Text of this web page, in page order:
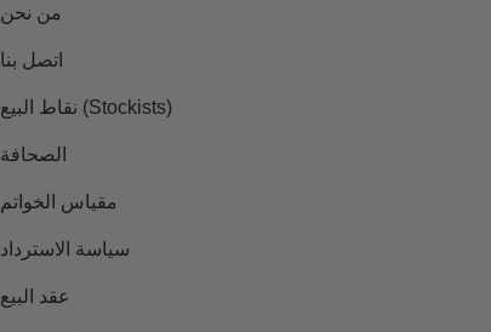
من نحن
اتصل بنا
نقاط البيع (Stockists)
الصحافة
مقياس الخواتم
سياسة الاسترداد
عقد البيع